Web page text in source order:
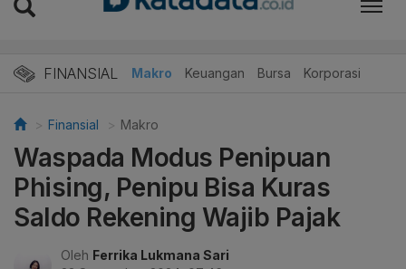
FINANSIAL Makro Keuangan Bursa Korporasi
Finansial Makro
Waspada Modus Penipuan
Phising, Penipu Bisa Kuras
Saldo Rekening Wajib Pajak
Oleh Ferrika Lukmana Sari